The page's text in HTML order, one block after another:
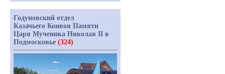
Годуновский отдел
Казачьего Конвоя Памяти
Царя Мученика Николая II в
Подмосковье (324)